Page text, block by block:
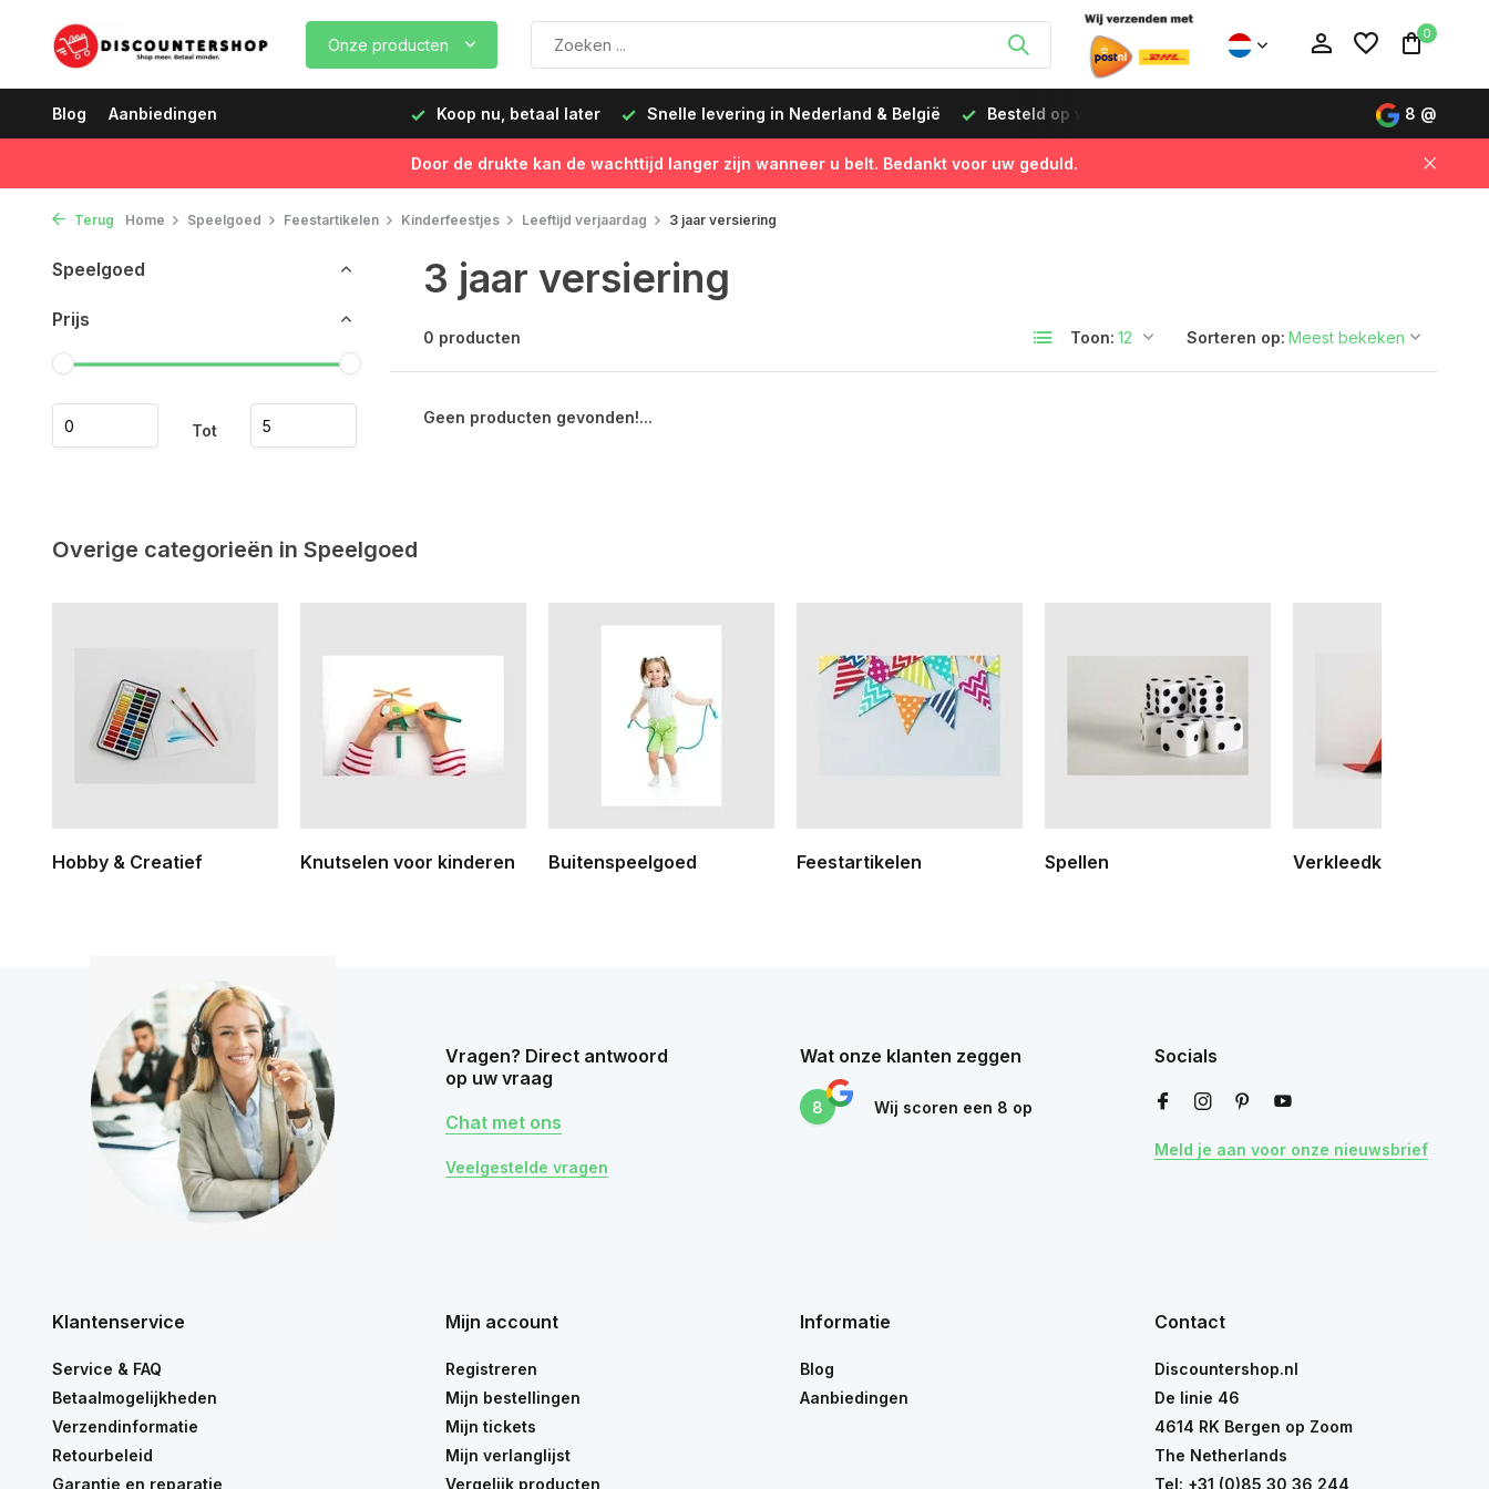
Onze producten
0
Blog Aanbiedingen
vóór 12:00 uur, de volgende dag geleverd! Koop nu, betaal later Snelle levering in Nederland & België Besteld op werkdagen vóór 12:00 uur, de volgende dag
8 @
Door de drukte kan de wachttijd langer zijn wanneer u belt. Bedankt voor uw geduld.
Terug Home Speelgoed Feestartikelen Kinderfeestjes Leeftijd verjaardag 3 jaar versiering
Speelgoed
Prijs
Tot
3 jaar versiering
0 producten Toon: Sorteren op:
Geen producten gevonden!...
Overige categorieën in Speelgoed
Hobby & Creatief Knutselen voor kinderen Buitenspeelgoed Feestartikelen Spellen Verkleedkleding
Vragen? Direct antwoord
op uw vraag
Chat met ons
Veelgestelde vragen
Wat onze klanten zeggen
8 Wij scoren een 8 op
Socials
Meld je aan voor onze nieuwsbrief
Klantenservice
Service & FAQ
Betaalmogelijkheden
Verzendinformatie
Retourbeleid
Garantie en reparatie
Mijn account
Registreren
Mijn bestellingen
Mijn tickets
Mijn verlanglijst
Vergelijk producten
Informatie
Blog
Aanbiedingen
Contact
Discountershop.nl
De linie 46
4614 RK Bergen op Zoom
The Netherlands
Tel: +31 (0)85 30 36 244